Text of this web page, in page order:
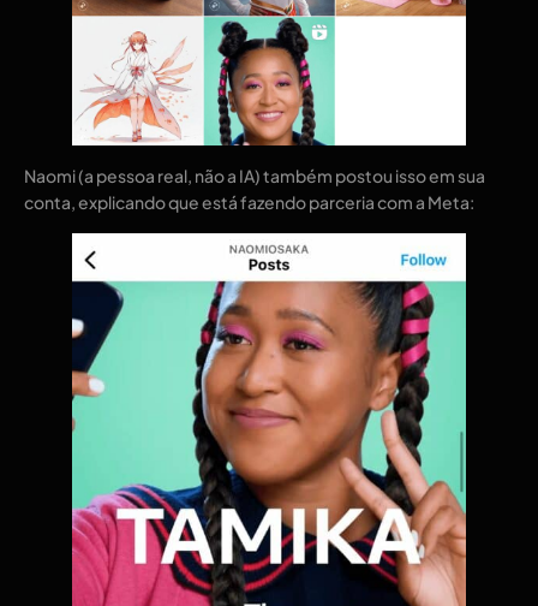
Naomi (a pessoa real, não a IA) também postou isso em sua
conta, explicando que está fazendo parceria com a Meta: